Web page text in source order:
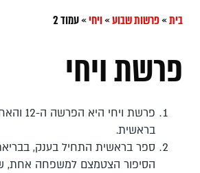
בית»פרשות שבוע»ויחי»עמוד 2
פרשת ויחי
פרשת ויחי
בראשית.
ספר בראשית התחיל בענק,
הסיפור הצטמצם למשפחה אחת,